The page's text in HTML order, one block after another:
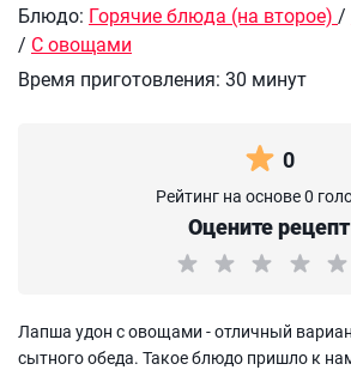
Блюдо: Горячие блюда (на второе) /
/ С овощами
Время приготовления: 30 минут
0
Рейтинг на основе 0
Оцените рецепт
Лапша удон с овощами - отличный
сытного обеда. Такое блюдо пришло к